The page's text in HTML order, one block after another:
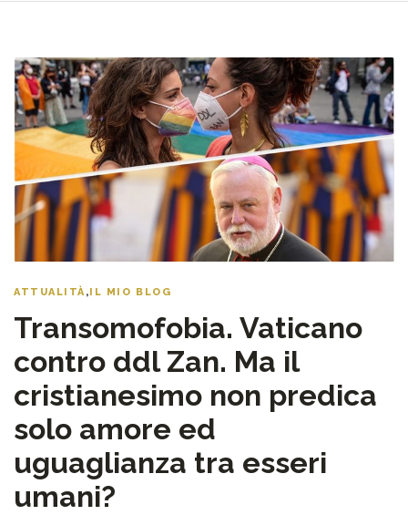
ATTUALITÀ, IL MIO BLOG
Transomofobia. Vaticano
contro ddl Zan. Ma il
cristianesimo non predica
solo amore ed
uguaglianza tra esseri
umani?